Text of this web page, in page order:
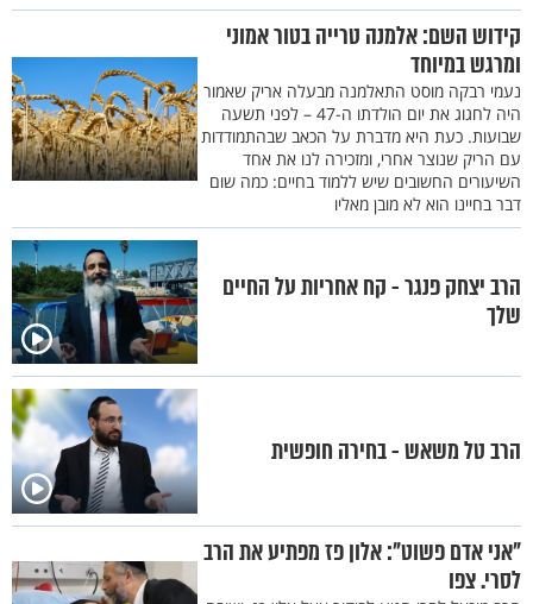
קידוש השם: אלמנה טרייה בטור אמוני
ומרגש במיוחד
נעמי רבקה מוסט התאלמנה מבעלה אריק שאמור
היה לחגוג את יום הולדתו ה-47 – לפני תשעה
שבועות. כעת היא מדברת על הכאב שבהתמודדות
עם הריק שנוצר אחרי, ומזכירה לנו את אחד
השיעורים החשובים שיש ללמוד בחיים: כמה שום
דבר בחיינו הוא לא מובן מאליו
הרב יצחק פנגר - קח אחריות על החיים
שלך
הרב טל משאש - בחירה חופשית
"אני אדם פשוט": אלון פז מפתיע את הרב
לסרי. צפו